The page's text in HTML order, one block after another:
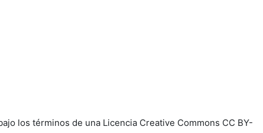
los términos de una Licencia Creative Commons CC BY-